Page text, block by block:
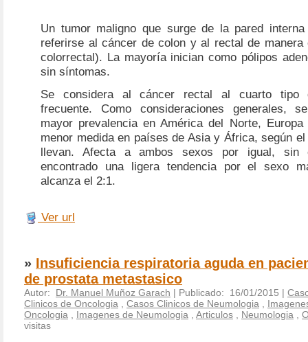
Un tumor maligno que surge de la pared
referirse al cáncer de colon y al rectal de manera
colorrectal). La mayoría inician como pólipos
sin síntomas.
Se considera al cáncer rectal al cuarto tipo
frecuente. Como consideraciones generales,
mayor prevalencia en América del Norte,
menor medida en países de Asia y África, según
llevan. Afecta a ambos sexos por igual, sin
encontrado una ligera tendencia por el sexo
alcanza el 2:1.
Ver url
» Insuficiencia respiratoria aguda en
de prostata metastasico
Autor: Dr. Manuel Muñoz Garach | Publicado: 16/01/2015 |
Clinicos de Oncologia
Casos Clinicos de Neumologia
Oncologia
Imagenes de Neumologia Articulos Neumologia
visitas